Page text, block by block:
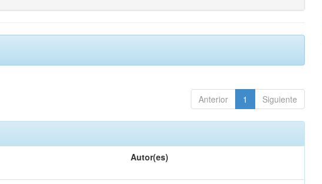
Anterior 1 Siguiente
Autor(es)